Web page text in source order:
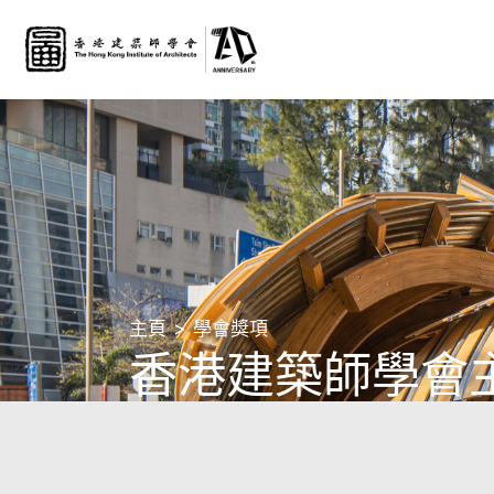
主頁 學會獎項
香港建築師學會